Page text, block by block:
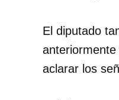
El diputado
anteriormente
aclarar los